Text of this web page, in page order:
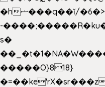
�hޟ���q��ĭ/�6�>� .�bwN�ϫˋ��'��W'
-
s�
�����O}818}